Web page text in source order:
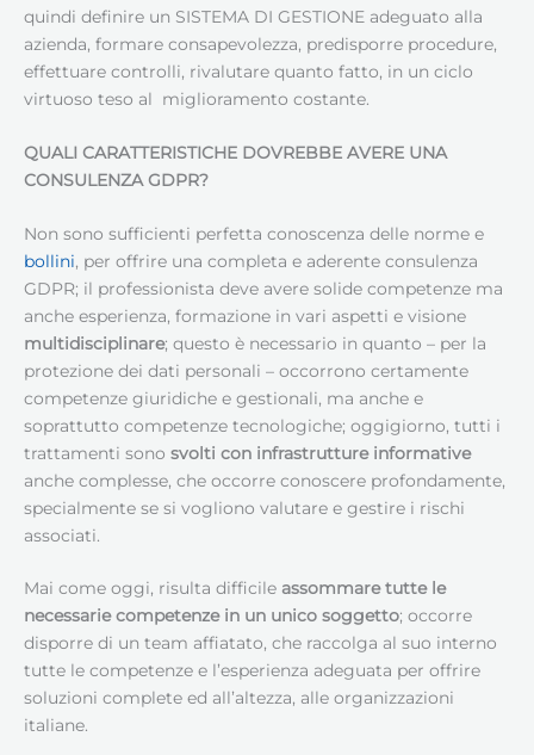
quindi definire un SISTEMA DI GESTIONE adeguato alla
azienda, formare consapevolezza, predisporre procedure,
effettuare controlli, rivalutare quanto fatto, in un ciclo
virtuoso teso al miglioramento costante.
QUALI CARATTERISTICHE DOVREBBE AVERE UNA
CONSULENZA GDPR?
Non sono sufficienti perfetta conoscenza delle norme e
bollini, per offrire una completa e aderente consulenza
GDPR; il professionista deve avere solide competenze ma
anche esperienza, formazione in vari aspetti e visione
multidisciplinare; questo è necessario in quanto – per la
protezione dei dati personali – occorrono certamente
competenze giuridiche e gestionali, ma anche e
soprattutto competenze tecnologiche; oggigiorno, tutti i
trattamenti sono svolti con infrastrutture informative
anche complesse, che occorre conoscere profondamente,
specialmente se si vogliono valutare e gestire i rischi
associati.
Mai come oggi, risulta difficile assommare tutte le
necessarie competenze in un unico soggetto; occorre
disporre di un team affiatato, che raccolga al suo interno
tutte le competenze e l’esperienza adeguata per offrire
soluzioni complete ed all’altezza, alle organizzazioni
italiane.